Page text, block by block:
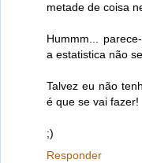
metade de coisa
Hummm...
a estatistica não
Talvez eu não
é que se vai fazer!
;)
Responder